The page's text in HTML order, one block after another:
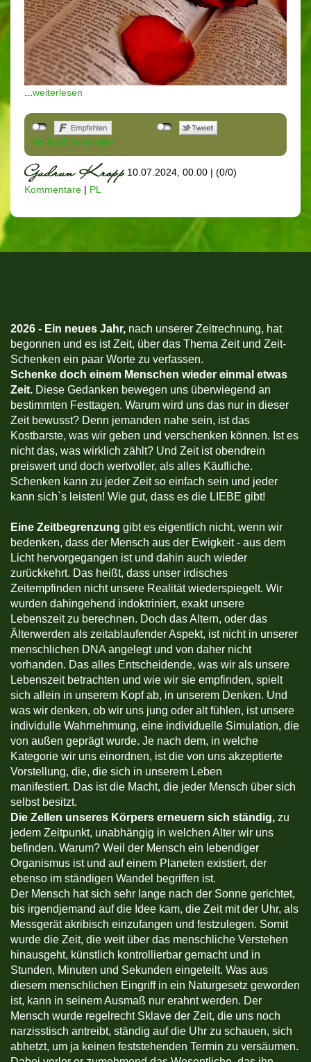
weiterlesen
Als Mail versenden
10.07.2024, 00.00 | (0/0)
Kommentare | PL
2026 - Ein neues Jahr, nach unserer Zeitrechnung, hat
begonnen und es ist Zeit, über das Thema Zeit und Zeit-
Schenken ein paar Worte zu verfassen.
Schenke doch einem Menschen wieder einmal etwas
Zeit. Diese Gedanken bewegen uns überwiegend an
bestimmten Festtagen. Warum wird uns das nur in dieser
Zeit bewusst? Denn jemanden nahe sein, ist das
Kostbarste, was wir geben und verschenken können. Ist es
nicht das, was wirklich zählt? Und Zeit ist obendrein
preiswert und doch wertvoller, als alles Käufliche.
Schenken kann zu jeder Zeit so einfach sein und jeder
kann sich`s leisten! Wie gut, dass es die LIEBE gibt!
Eine Zeitbegrenzung gibt es eigentlich nicht, wenn wir
bedenken, dass der Mensch aus der Ewigkeit - aus dem
Licht hervorgegangen ist und dahin auch wieder
zurückkehrt. Das heißt, dass unser irdisches
Zeitempfinden nicht unsere Realität wiederspiegelt. Wir
wurden dahingehend indoktriniert, exakt unsere
Lebenszeit zu berechnen. Doch das Altern, oder das
Älterwerden als zeitablaufender Aspekt, ist nicht in unserer
menschlichen DNA angelegt und von daher nicht
vorhanden. Das alles Entscheidende, was wir als unsere
Lebenszeit betrachten und wie wir sie empfinden, spielt
sich allein in unserem Kopf ab, in unserem Denken. Und
was wir denken, ob wir uns jung oder alt fühlen, ist unsere
individulle Wahrnehmung, eine individuelle Simulation, die
von außen geprägt wurde. Je nach dem, in welche
Kategorie wir uns einordnen, ist die von uns akzeptierte
Vorstellung, die, die sich in unserem Leben
manifestiert. Das ist die Macht, die jeder Mensch über sich
selbst besitzt.
Die Zellen unseres Körpers erneuern sich ständig, zu
jedem Zeitpunkt, unabhängig in welchen Alter wir uns
befinden. Warum? Weil der Mensch ein lebendiger
Organismus ist und auf einem Planeten existiert, der
ebenso im ständigen Wandel begriffen ist.
Der Mensch hat sich sehr lange nach der Sonne gerichtet,
bis irgendjemand auf die Idee kam, die Zeit mit der Uhr, als
Messgerät akribisch einzufangen und festzulegen. Somit
wurde die Zeit, die weit über das menschliche Verstehen
hinausgeht, künstlich kontrollierbar gemacht und in
Stunden, Minuten und Sekunden eingeteilt. Was aus
diesem menschlichen Eingriff in ein Naturgesetz geworden
ist, kann in seinem Ausmaß nur erahnt werden. Der
Mensch wurde regelrecht Sklave der Zeit, die uns noch
narzisstisch antreibt, ständig auf die Uhr zu schauen, sich
abhetzt, um ja keinen feststehenden Termin zu versäumen.